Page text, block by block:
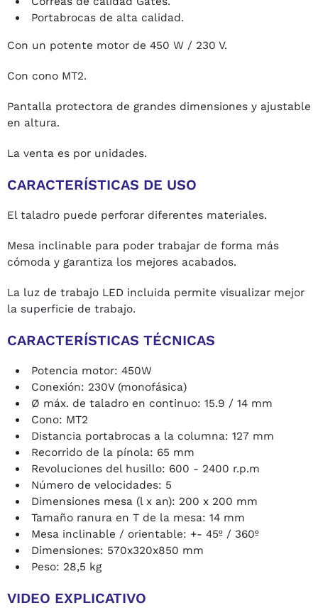
Portabrocas de alta calidad.
Con un potente motor de 450 W / 230 V.
Con cono MT2.
Pantalla protectora de grandes dimensiones y ajustable
en altura.
La venta es por unidades.
CARACTERÍSTICAS DE USO
El taladro puede perforar diferentes materiales.
Mesa inclinable para poder trabajar de forma más
cómoda y garantiza los mejores acabados.
La luz de trabajo LED incluida permite visualizar mejor
la superficie de trabajo.
CARACTERÍSTICAS TÉCNICAS
Potencia motor: 450W
Conexión: 230V (monofásica)
Ø máx. de taladro en continuo: 15.9 / 14 mm
Cono: MT2
Distancia portabrocas a la columna: 127 mm
Recorrido de la pínola: 65 mm
Revoluciones del husillo: 600 - 2400 r.p.m
Número de velocidades: 5
Dimensiones mesa (l x an): 200 x 200 mm
Tamaño ranura en T de la mesa: 14 mm
Mesa inclinable / orientable: +- 45º / 360º
Dimensiones: 570x320x850 mm
Peso: 28,5 kg
VIDEO EXPLICATIVO